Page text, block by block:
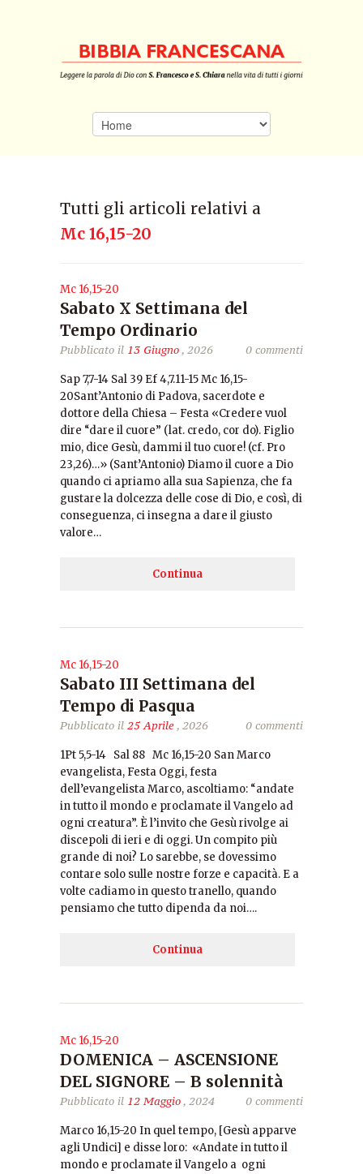
Tutti gli articoli relativi a
Mc 16,15-20
Mc 16,15-20
Sabato X Settimana del
Tempo Ordinario
Pubblicato il 13 Giugno, 2026 0 commenti
Sap 7,7-14 Sal 39 Ef 4,7.11-15 Mc 16,15-
20Sant’Antonio di Padova, sacerdote e
dottore della Chiesa – Festa «Credere vuol
dire “dare il cuore” (lat. credo, cor do). Figlio
mio, dice Gesù, dammi il tuo cuore! (cf. Pro
23,26)…» (Sant’Antonio) Diamo il cuore a Dio
quando ci apriamo alla sua Sapienza, che fa
gustare la dolcezza delle cose di Dio, e così, di
conseguenza, ci insegna a dare il giusto
valore…
Continua
Mc 16,15-20
Sabato III Settimana del
Tempo di Pasqua
Pubblicato il 25 Aprile, 2026 0 commenti
1Pt 5,5-14 Sal 88 Mc 16,15-20 San Marco
evangelista, Festa Oggi, festa
dell’evangelista Marco, ascoltiamo: “andate
in tutto il mondo e proclamate il Vangelo ad
ogni creatura”. È l’invito che Gesù rivolge ai
discepoli di ieri e di oggi. Un compito più
grande di noi? Lo sarebbe, se dovessimo
contare solo sulle nostre forze e capacità. E a
volte cadiamo in questo tranello, quando
pensiamo che tutto dipenda da noi….
Continua
Mc 16,15-20
DOMENICA – ASCENSIONE
DEL SIGNORE – B solennità
Pubblicato il 12 Maggio, 2024 0 commenti
Marco 16,15-20 In quel tempo, [Gesù apparve
agli Undici] e disse loro: «Andate in tutto il
mondo e proclamate il Vangelo a ogni